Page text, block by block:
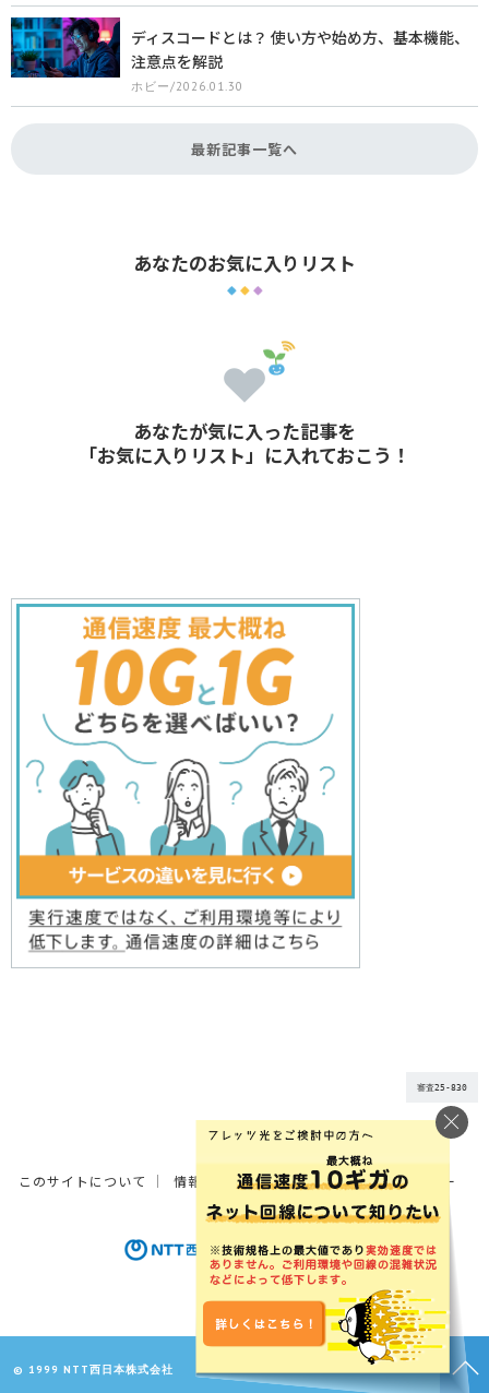
ディスコードとは？ 使い方や始め方、基本機能、
注意点を解説
ホビー/2026.01.30
最新記事一覧へ
あなたのお気に入りリスト
あなたが気に入った記事を
「お気に入りリスト」に入れておこう！
審査25-830
このサイトについて 情報の外部送信について サイトポリシー
© 1999 NTT西日本株式会社